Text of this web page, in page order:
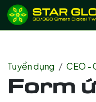
BỎ QUA ĐỂ ĐẾN NỘI DUNG
Tuyển dụng CEO -
Form